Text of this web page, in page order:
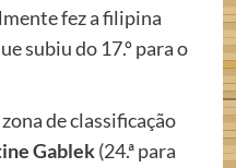
fez a filipina
subiu do 17.º para o
de classificação
Gablek(24.ª para